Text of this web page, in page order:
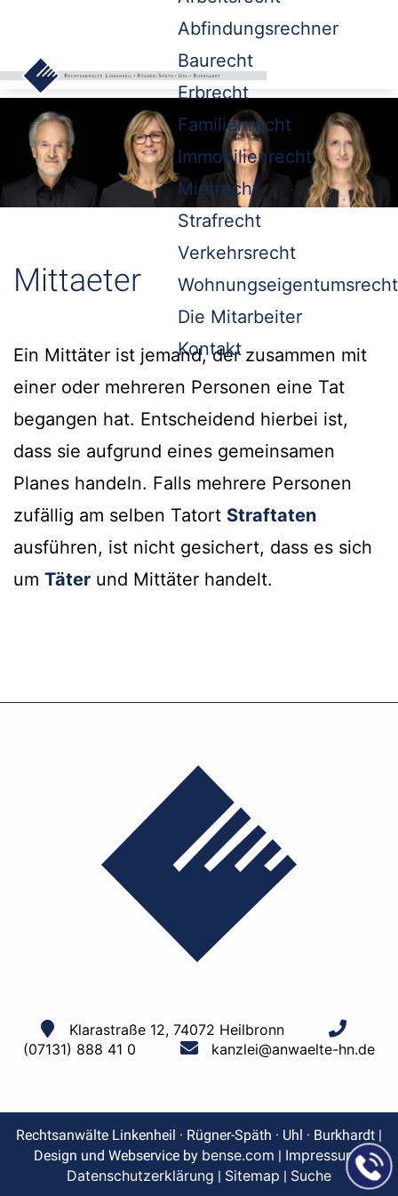
Abfindungsrechner
Baurecht
Erbrecht
Familienrecht
Immobilienrecht
Mietrecht
Strafrecht
Verkehrsrecht
Wohnungseigentumsrecht
Die Mitarbeiter
Kontakt
Mittaeter
Ein Mittäter ist jemand, der zusammen mit
einer oder mehreren Personen eine Tat
begangen hat. Entscheidend hierbei ist,
dass sie aufgrund eines gemeinsamen
Planes handeln. Falls mehrere Personen
zufällig am selben Tatort Straftaten
ausführen, ist nicht gesichert, dass es sich
um Täter und Mittäter handelt.
Klarastraße 12, 74072 Heilbronn
(07131) 888 41 0
kanzlei@anwaelte-hn.de
Rechtsanwälte Linkenheil · Rügner-Späth · Uhl · Burkhardt |
Design und Webservice by bense.com | Impressum|
Datenschutzerklärung | Sitemap | Suche